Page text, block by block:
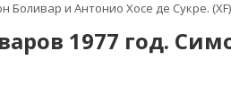
Боливар и Антонио Хосе де Сукре. (XF)
1977 год.